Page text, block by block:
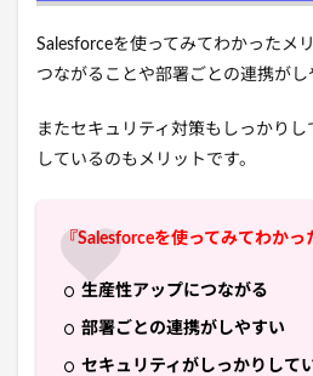
Salesforceを使ってみてわかったメ
つながることや部署ごとの連携がし
またセキュリティ対策もしっかり
しているのもメリットです。
『Salesforceを使ってみてわかっ
生産性アップにつながる
部署ごとの連携がしやすい
セキュリティがしっかりして